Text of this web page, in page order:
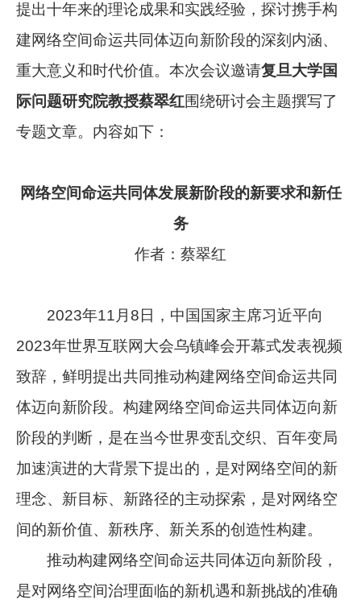
提出十年来的理论成果和实践经验，探讨携手构
建网络空间命运共同体迈向新阶段的深刻内涵、
重大意义和时代价值。本次会议邀请复旦大学国
际问题研究院教授蔡翠红围绕研讨会主题撰写了
专题文章。内容如下：
网络空间命运共同体发展新阶段的新要求和新任
务
作者：蔡翠红
2023年11月8日，中国国家主席习近平向
2023年世界互联网大会乌镇峰会开幕式发表视频
致辞，鲜明提出共同推动构建网络空间命运共同
体迈向新阶段。构建网络空间命运共同体迈向新
阶段的判断，是在当今世界变乱交织、百年变局
加速演进的大背景下提出的，是对网络空间的新
理念、新目标、新路径的主动探索，是对网络空
间的新价值、新秩序、新关系的创造性构建。
推动构建网络空间命运共同体迈向新阶段，
是对网络空间治理面临的新机遇和新挑战的准确